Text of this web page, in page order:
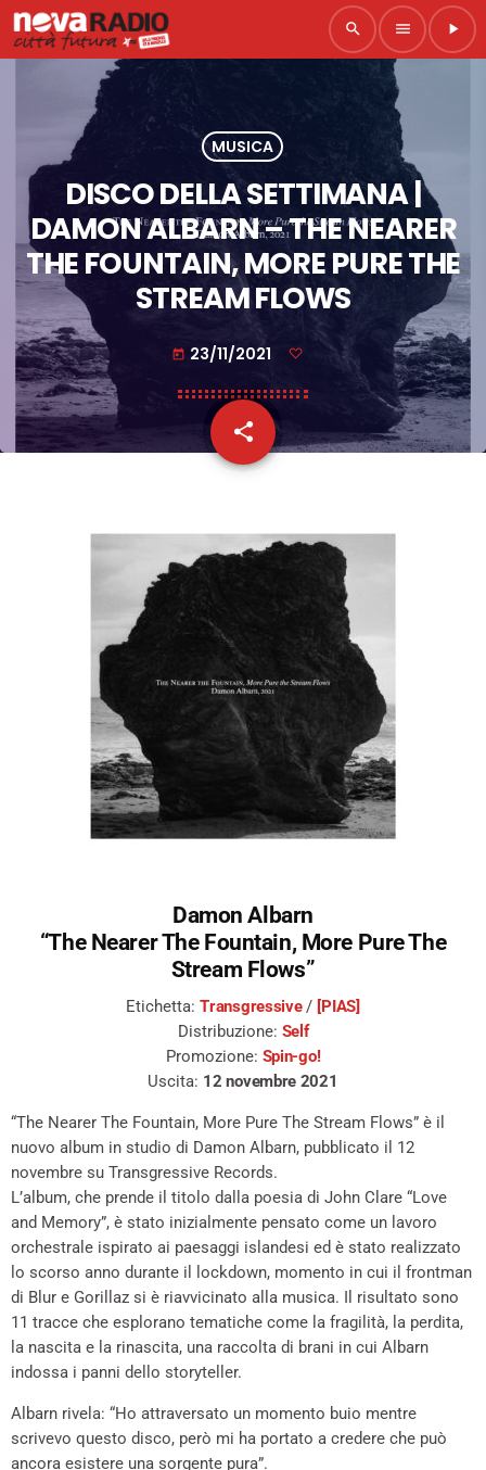
search menu play_arrow
MUSICA
DISCO DELLA SETTIMANA |
DAMON ALBARN – THE NEARER
THE FOUNTAIN, MORE PURE THE
STREAM FLOWS
today 23/11/2021
share
email
Damon Albarn
“The Nearer The Fountain, More Pure The
Stream Flows”
Etichetta:Transgressive/ [PIAS]
Distribuzione: Self
Promozione: Spin-go!
Uscita: 12 novembre 2021
“The Nearer The Fountain, More Pure The Stream Flows” è il
nuovo album in studio di Damon Albarn, pubblicato il 12
novembre su Transgressive Records.
L’album, che prende il titolo dalla poesia di John Clare “Love
and Memory”, è stato inizialmente pensato come un lavoro
orchestrale ispirato ai paesaggi islandesi ed è stato realizzato
lo scorso anno durante il lockdown, momento in cui il frontman
di Blur e Gorillaz si è riavvicinato alla musica. Il risultato sono
11 tracce che esplorano tematiche come la fragilità, la perdita,
la nascita e la rinascita, una raccolta di brani in cui Albarn
indossa i panni dello storyteller.
Albarn rivela: “Ho attraversato un momento buio mentre
scrivevo questo disco, però mi ha portato a credere che può
ancora esistere una sorgente pura”.